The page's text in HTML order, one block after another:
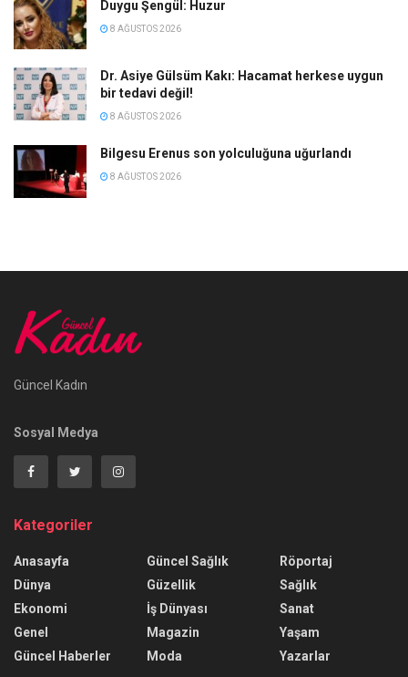
Duygu Şengül: Huzur
8 AĞUSTOS 2026
Dr. Asiye Gülsüm Kakı: Hacamat herkese uygun
bir tedavi değil!
8 AĞUSTOS 2026
Bilgesu Erenus son yolculuğuna uğurlandı
8 AĞUSTOS 2026
Güncel Kadın
Sosyal Medya
Kategoriler
Anasayfa
Dünya
Ekonomi
Genel
Güncel Haberler
Güncel Sağlık
Güzellik
İş Dünyası
Magazin
Moda
Röportaj
Sağlık
Sanat
Yaşam
Yazarlar